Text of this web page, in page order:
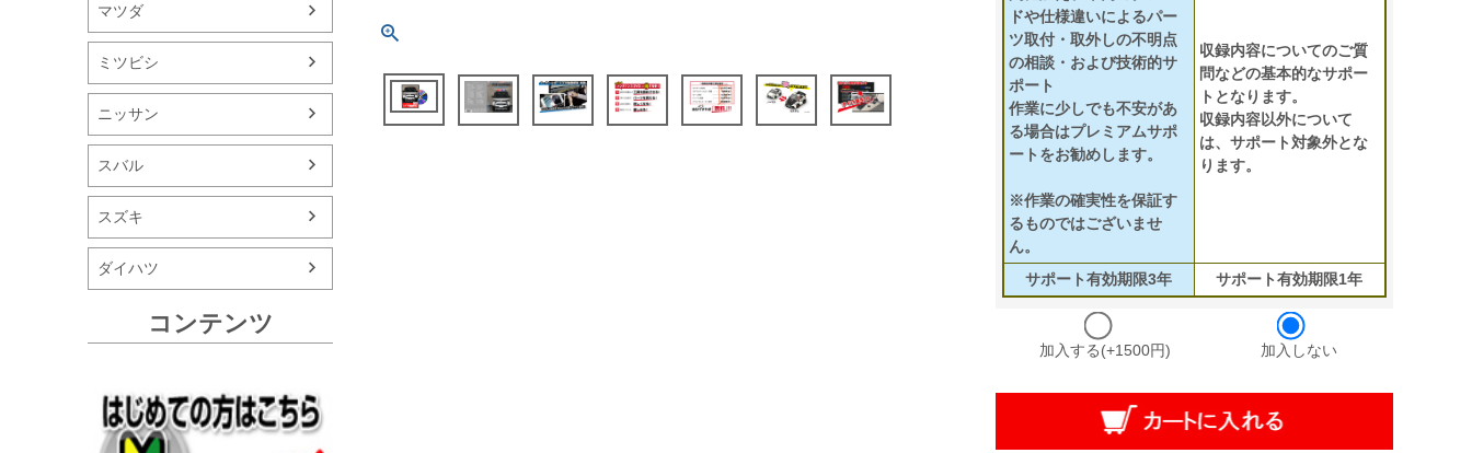
マツダ
ミツビシ
ニッサン
スバル
スズキ
ダイハツ
コンテンツ
ドや仕様違いによるパー
ツ取付・取外しの不明点
の相談・および技術的サ
ポート
作業に少しでも不安があ
る場合はプレミアムサポ
ートをお勧めします。
※作業の確実性を保証す
るものではございませ
ん。
収録内容についてのご質
問などの基本的なサポー
トとなります。
収録内容以外について
は、サポート対象外とな
ります。
サポート有効期限3年 サポート有効期限1年
加入する(+1500円) 加入しない